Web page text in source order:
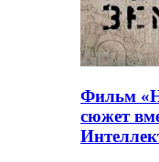
Фильм
сюжет